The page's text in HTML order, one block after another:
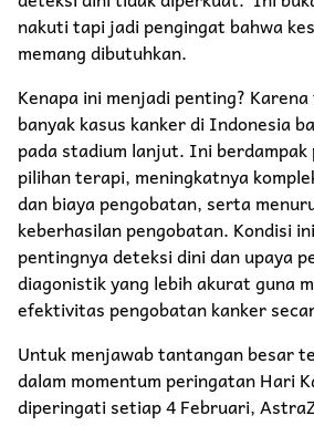
nakuti tapi jadi pengingat bahwa
memang dibutuhkan.
Kenapa ini menjadi penting?
banyak kasus kanker di Indonesia
pada stadium lanjut. Ini
pilihan terapi, meningkatnya
dan biaya pengobatan, serta
keberhasilan pengobatan. Kondisi
pentingnya deteksi dini dan upaya
diagonistik yang lebih akurat guna
efektivitas pengobatan kanker
Untuk menjawab tantangan besar
dalam momentum peringatan Hari
diperingati setiap 4 Februari,